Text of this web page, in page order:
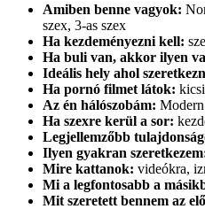
Amiben benne vagyok:
szex, 3-as szex
Ha kezdeményezni kell:
Ha buli van, akkor ilyen
Ideális hely ahol
Ha pornó filmet látok:
Az én hálószobám: Modern
Ha szexre kerül a sor:
Legjellemzőbb
Ilyen gyakran
Mire kattanok: videókra,
Mi a legfontosabb a
Mit szeretett bennem az